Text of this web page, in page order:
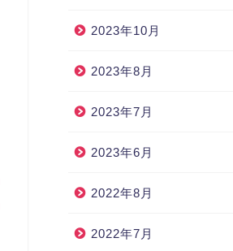
2023年10月
2023年8月
2023年7月
2023年6月
2022年8月
2022年7月